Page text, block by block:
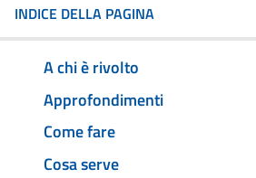
INDICE DELLA PAGINA
A chi è rivolto
Approfondimenti
Come fare
Cosa serve